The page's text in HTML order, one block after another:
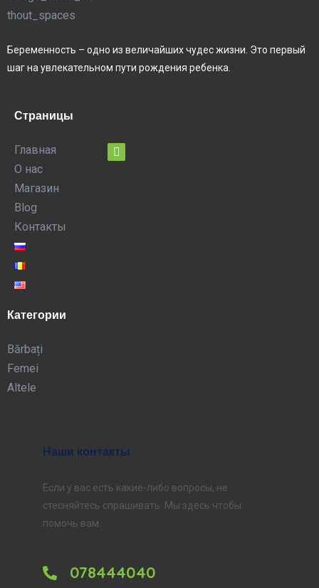
Беременность – одно из величайших чудес жизни. Это первый
шаг на увлекательном пути рождения ребенка.
Страницы
Главная
О нас
Магазин
Blog
Контакты
Категории
Bărbați
Femei
Altele
Наши контакты
Если у вас есть какие-либо вопросы, не
стесняйтесь спрашивать. Мы здесь чтобы
помочь вам.
078444040